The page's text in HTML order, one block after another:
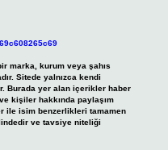
marka, kurum veya şahıs
Sitede yalnızca kendi
Burada yer alan içerikler haber
kişiler hakkında paylaşım
ile isim benzerlikleri tamamen
ve tavsiye niteliği